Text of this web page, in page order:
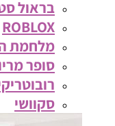
בראול
ROBLOX
מלחמת
סופר
סקוושי